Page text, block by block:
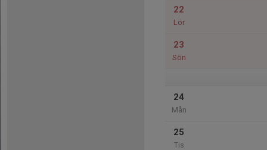
22
Lör
23
Sön
24
Mån
25
Tis